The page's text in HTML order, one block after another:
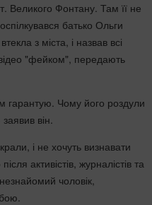
Великого Фонтану. Там її не
батько Ольги
з міста, і назвав всі
"фейком", передають
гарантую. Чому його роздули
він.
і не хочуть визнавати
активістів, журналістів та
чоловік,